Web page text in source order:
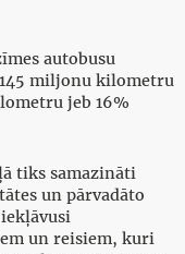
autobusu
miljonu kilometru
jeb 16%
tiks samazināti
un pārvadāto
un reisiem, kuri